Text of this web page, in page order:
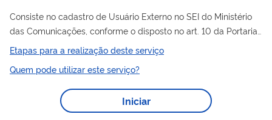
Consiste no cadastro de Usuário Externo no SEI do Ministério
das Comunicações, conforme o disposto no art. 10 da Portaria
MCom nº 13.163, de 9 de maio de 2024. Este serviço permite
dados e a desativação de seus perfis de acesso no SEI-
MCompara usuários externos, acesse o Manual do
Etapas para a realização deste serviço
Quem pode utilizar este serviço?
Iniciar